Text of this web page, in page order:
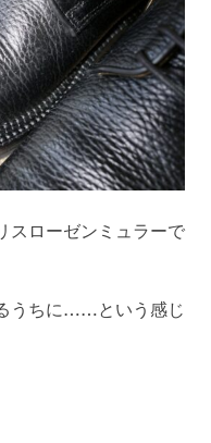
スローゼンミュラーで
うちに……という感じ